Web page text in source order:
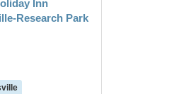
Inn
Research Park